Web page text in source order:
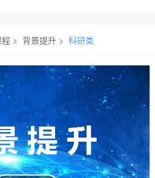
> 背景提升 > 科研类
武广48楼 武广28楼 武大2楼